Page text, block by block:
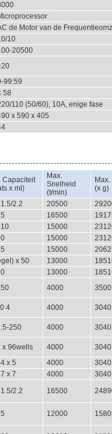
de Motor van de
10
20500
99:59
58
110 (50/60), 10A, enige fase
x 590 x 405
Capaciteit
x ml)
Max.
Snelheid
(t/min)
(x g)
2.2 20500
16500
15000
15000
15000
x 50 13000
13000
4000 3500
4 4000 3040
250 4000 3040
x 96wells 4000 3040
x 5 4000 3040
x 7
4000 3040
2.2 16500
12000